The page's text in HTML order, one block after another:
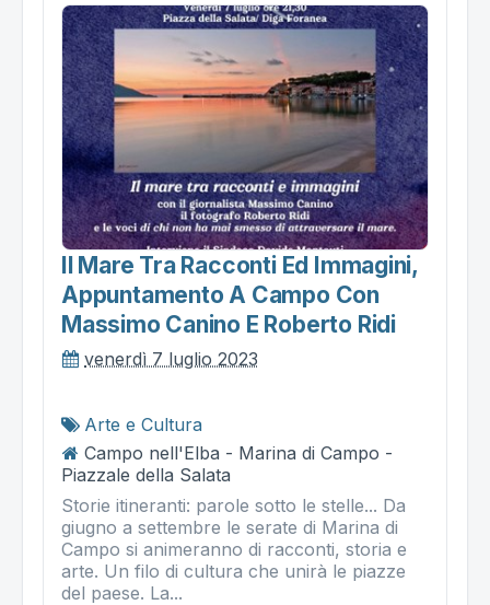
Il Mare Tra Racconti Ed Immagini,
Appuntamento A Campo Con
Massimo Canino E Roberto Ridi
venerdì 7 luglio 2023
Arte e Cultura
Campo nell'Elba - Marina di Campo -
Piazzale della Salata
Storie itineranti: parole sotto le stelle... Da
giugno a settembre le serate di Marina di
Campo si animeranno di racconti, storia e
arte. Un filo di cultura che unirà le piazze
del paese. La...